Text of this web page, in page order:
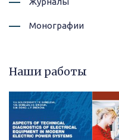
Монографии
Наши работы